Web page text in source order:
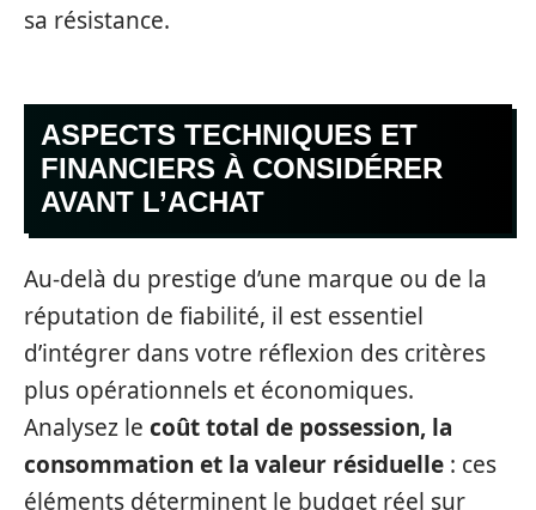
sa résistance.
ASPECTS TECHNIQUES ET
FINANCIERS À CONSIDÉRER
AVANT L’ACHAT
Au-delà du prestige d’une marque ou de la
réputation de fiabilité, il est essentiel
d’intégrer dans votre réflexion des critères
plus opérationnels et économiques.
Analysez le coût total de possession, la
consommation et la valeur résiduelle : ces
éléments déterminent le budget réel sur